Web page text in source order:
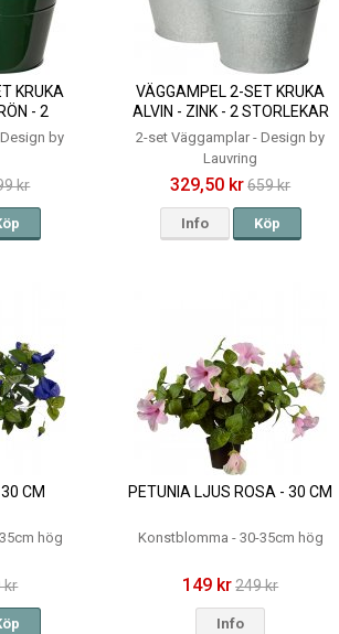
KRUKA
- 2
by
kr
VÄGGAMPEL 2-SET KRUKA
ALVIN - ZINK - 2 STORLEKAR
2-set Väggamplar - Design by
Lauvring
329,50 kr 659 kr
Info Köp
CM
hög
kr
PETUNIA LJUS ROSA - 30 CM
Konstblomma - 30-35cm hög
149 kr 249 kr
Info